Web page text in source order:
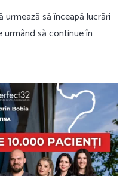
urmează să înceapă lucrări
urmând să continue în